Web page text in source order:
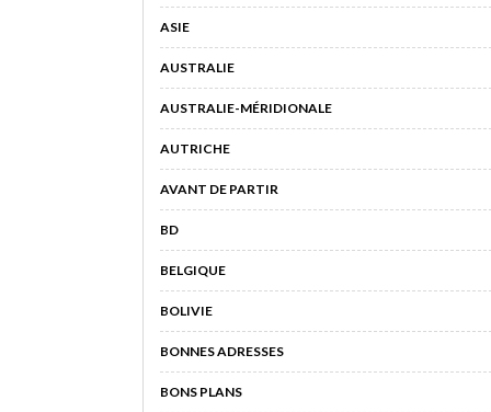
ASIE
AUSTRALIE
AUSTRALIE-MÉRIDIONALE
AUTRICHE
AVANT DE PARTIR
BD
BELGIQUE
BOLIVIE
BONNES ADRESSES
BONS PLANS